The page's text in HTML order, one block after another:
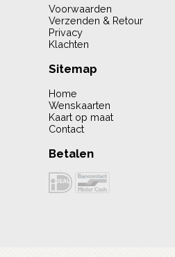
Voorwaarden
Verzenden & Retour
Privacy
Klachten
Sitemap
Home
Wenskaarten
Kaart op maat
Contact
Betalen